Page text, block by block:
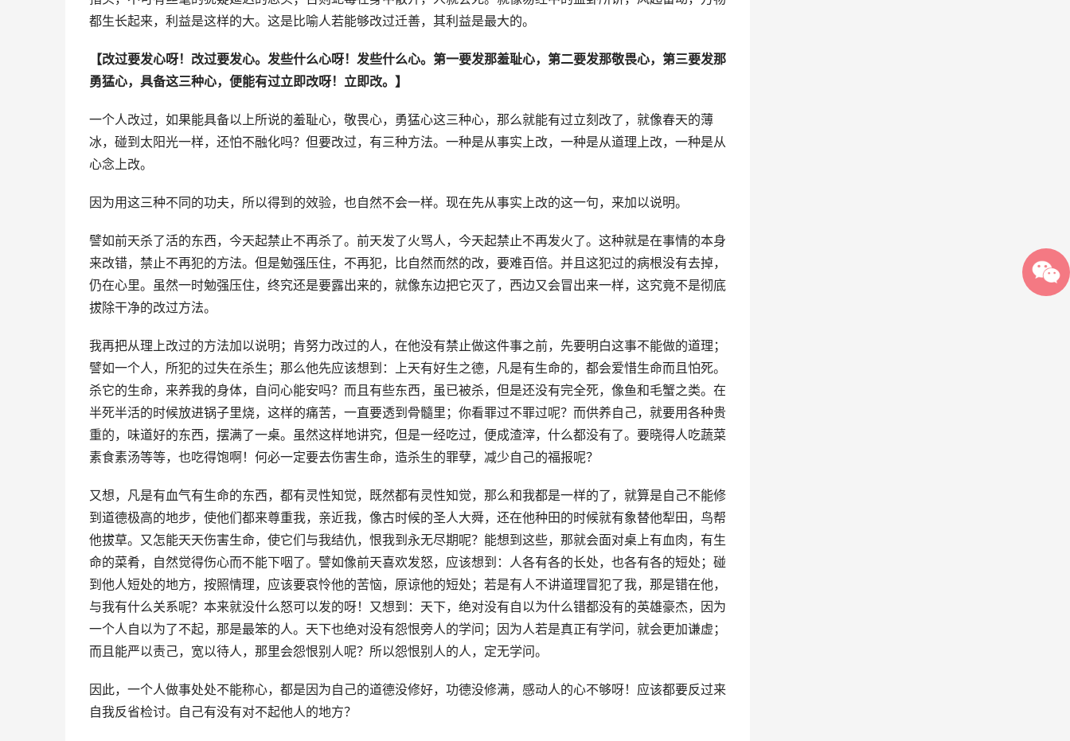
都生长起来，利益是这样的大。这是比喻人若能够改过迁善，其利益是最大的。
【改过要发心呀！改过要发心。发些什么心呀！发些什么心。第一要发那羞耻心，第二要发那敬畏心，第三要发那
勇猛心，具备这三种心，便能有过立即改呀！立即改。】
一个人改过，如果能具备以上所说的羞耻心，敬畏心，勇猛心这三种心，那么就能有过立刻改了，就像春天的薄
冰，碰到太阳光一样，还怕不融化吗？但要改过，有三种方法。一种是从事实上改，一种是从道理上改，一种是从
心念上改。
因为用这三种不同的功夫，所以得到的效验，也自然不会一样。现在先从事实上改的这一句，来加以说明。
譬如前天杀了活的东西，今天起禁止不再杀了。前天发了火骂人，今天起禁止不再发火了。这种就是在事情的本身
来改错，禁止不再犯的方法。但是勉强压住，不再犯，比自然而然的改，要难百倍。并且这犯过的病根没有去掉，
仍在心里。虽然一时勉强压住，终究还是要露出来的，就像东边把它灭了，西边又会冒出来一样，这究竟不是彻底
拔除干净的改过方法。
我再把从理上改过的方法加以说明；肯努力改过的人，在他没有禁止做这件事之前，先要明白这事不能做的道理；
譬如一个人，所犯的过失在杀生；那么他先应该想到：上天有好生之德，凡是有生命的，都会爱惜生命而且怕死。
杀它的生命，来养我的身体，自问心能安吗？而且有些东西，虽已被杀，但是还没有完全死，像鱼和毛蟹之类。在
半死半活的时候放进锅子里烧，这样的痛苦，一直要透到骨髓里；你看罪过不罪过呢？而供养自己，就要用各种贵
重的，味道好的东西，摆满了一桌。虽然这样地讲究，但是一经吃过，便成渣滓，什么都没有了。要晓得人吃蔬菜
素食素汤等等，也吃得饱啊！何必一定要去伤害生命，造杀生的罪孽，减少自己的福报呢？
又想，凡是有血气有生命的东西，都有灵性知觉，既然都有灵性知觉，那么和我都是一样的了，就算是自己不能修
到道德极高的地步，使他们都来尊重我，亲近我，像古时候的圣人大舜，还在他种田的时候就有象替他犁田，鸟帮
他拔草。又怎能天天伤害生命，使它们与我结仇，恨我到永无尽期呢？能想到这些，那就会面对桌上有血肉，有生
命的菜肴，自然觉得伤心而不能下咽了。譬如像前天喜欢发怒，应该想到：人各有各的长处，也各有各的短处；碰
到他人短处的地方，按照情理，应该要哀怜他的苦恼，原谅他的短处；若是有人不讲道理冒犯了我，那是错在他，
与我有什么关系呢？本来就没什么怒可以发的呀！又想到：天下，绝对没有自以为什么错都没有的英雄豪杰，因为
一个人自以为了不起，那是最笨的人。天下也绝对没有怨恨旁人的学问；因为人若是真正有学问，就会更加谦虚；
而且能严以责己，宽以待人，那里会怨恨别人呢？所以怨恨别人的人，定无学问。
因此，一个人做事处处不能称心，都是因为自己的道德没修好，功德没修满，感动人的心不够呀！应该都要反过来
自我反省检讨。自己有没有对不起他人的地方？